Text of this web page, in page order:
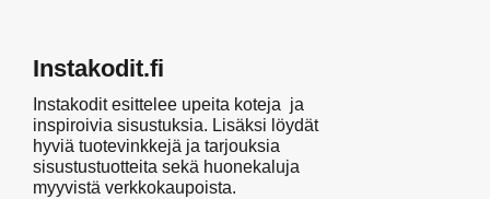
Instakodit.fi
Instakodit esittelee upeita koteja ja
inspiroivia sisustuksia. Lisäksi löydät
hyviä tuotevinkkejä ja tarjouksia
sisustustuotteita sekä huonekaluja
myyvistä verkkokaupoista.